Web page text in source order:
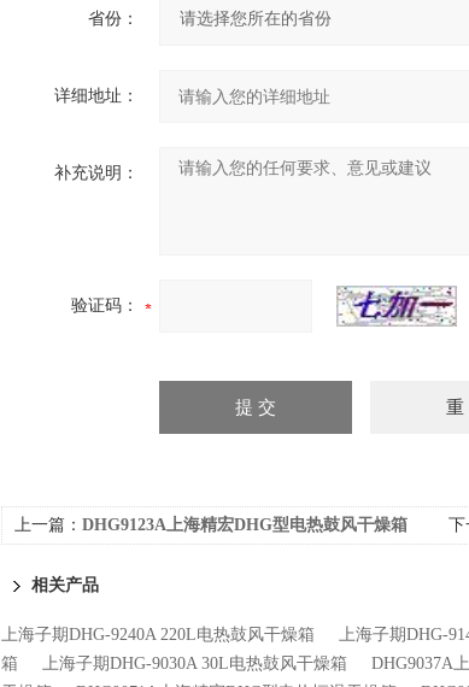
省份：
详细地址：
补充说明：
验证码：
上一篇： DHG9123A上海精宏DHG型电热鼓风干燥箱 下
相关产品
上海子期DHG-9240A 220L电热鼓风干燥箱 上海子期DHG-
箱
上海子期DHG-9030A 30L电热鼓风干燥箱 DHG9037A